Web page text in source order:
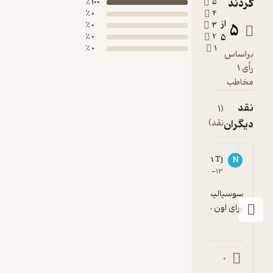
کردند
5
از
5
براساس
رأی 1
مخاطب
3
2
نقد
دیگراننقد)
Nariman Tj
۱۳۹۷-۰۲-۱۳
برای اون هاست!!
0